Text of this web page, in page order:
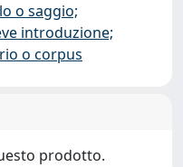
o saggio;
introduzione;
o corpus
prodotto.